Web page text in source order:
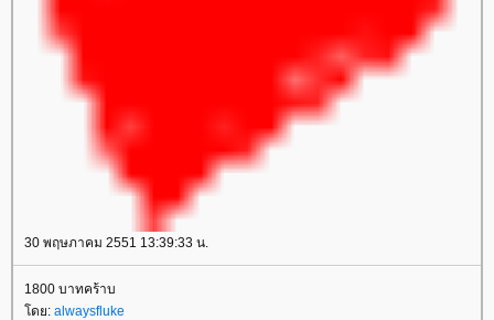
30 พฤษภาคม 2551 13:39:33 น.
1800 บาทคร้าบ
ดย: alwaysfluke